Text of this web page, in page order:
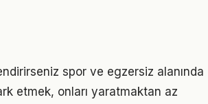
spor ve egzersiz alanında
etmek, onları yaratmaktan az